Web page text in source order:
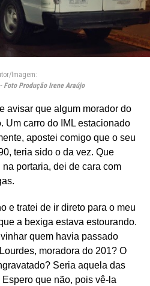
Imagem:
Foto Produção Irene Araújo
avisar que algum morador do
Um carro do IML estacionado
apostei comigo que o seu
teria sido o da vez. Que
portaria, dei de cara com
e tratei de ir direto para o meu
a bexiga estava estourando.
quem havia passado
moradora do 201? O
Seria aquela das
que não, pois vê-la